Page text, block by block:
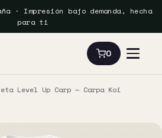
· Impresión bajo demanda, hecha
para ti
0
Level Up Carp — Carpa Koi